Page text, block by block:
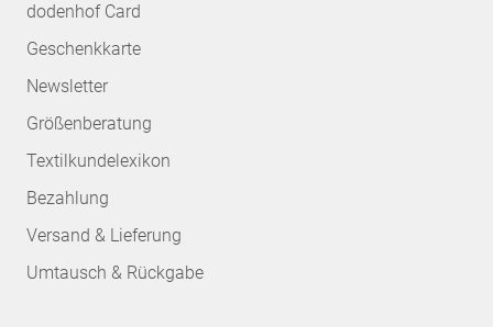
dodenhof Card
Geschenkkarte
Newsletter
Größenberatung
Textilkundelexikon
Bezahlung
Versand & Lieferung
Umtausch & Rückgabe